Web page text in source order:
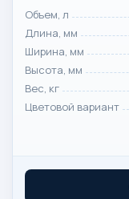
Объем, л
Длина, мм
Ширина, мм
Высота, мм
Вес, кг
Цветовой вариант